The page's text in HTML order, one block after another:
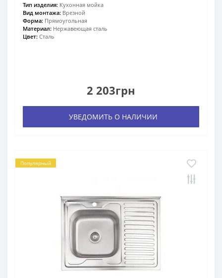
Тип изделия: Кухонная мойка
Вид монтажа: Врезной
Форма: Прямоугольная
Материал: Нержавеющая сталь
Цвет: Сталь
2 203грн
УВЕДОМИТЬ О НАЛИЧИИ
Популярный